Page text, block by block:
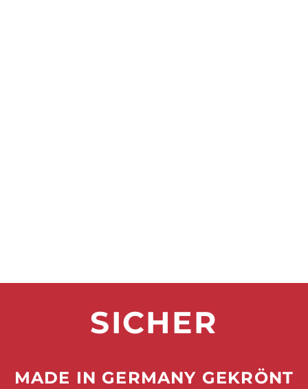
SICHER
MADE IN GERMANY GEKRÖNT